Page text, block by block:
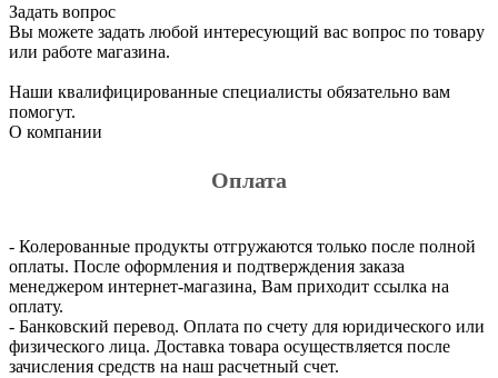
Задать вопрос
Вы можете задать любой интересующий вас вопрос по товару
или работе магазина.
Наши квалифицированные специалисты обязательно вам
помогут.
О компании
Оплата
- Колерованные продукты отгружаются только после полной
оплаты. После оформления и подтверждения заказа
менеджером интернет-магазина, Вам приходит ссылка на
оплату.
- Банковский перевод. Оплата по счету для юридического или
физического лица. Доставка товара осуществляется после
зачисления средств на наш расчетный счет.